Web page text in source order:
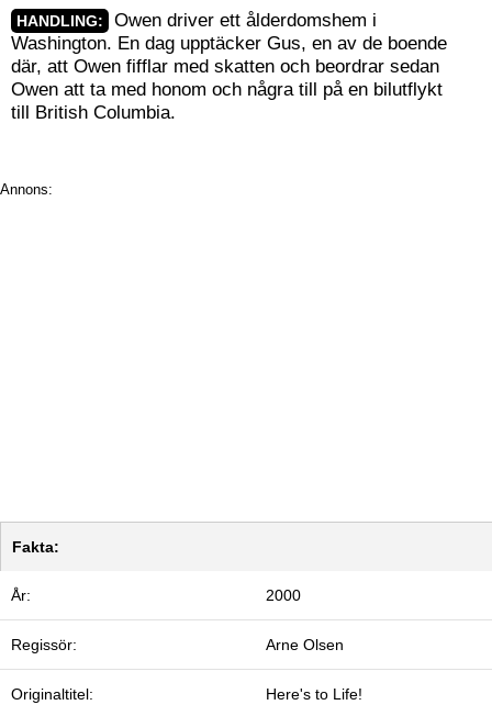
HANDLING:
Owen driver ett ålderdomshem i
Washington. En dag upptäcker Gus, en av de boende
där, att Owen fifflar med skatten och beordrar sedan
Owen att ta med honom och några till på en bilutflykt
till British Columbia.
Annons:
Fakta:
År: 2000
Regissör: Arne Olsen
Originaltitel: Here's to Life!